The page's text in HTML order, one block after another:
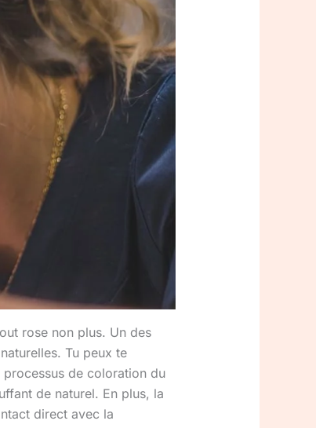
rose non plus. Un des
Tu peux te
de coloration du
de naturel. En plus, la
direct avec la